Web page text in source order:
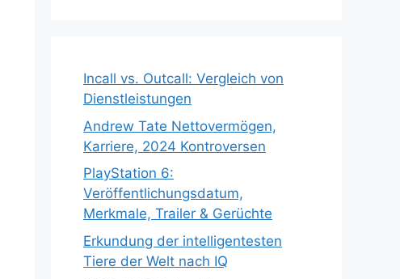
Incall vs. Outcall: Vergleich von
Dienstleistungen
Andrew Tate Nettovermögen,
Karriere, 2024 Kontroversen
PlayStation 6:
Veröffentlichungsdatum,
Merkmale, Trailer & Gerüchte
Erkundung der intelligentesten
Tiere der Welt nach IQ